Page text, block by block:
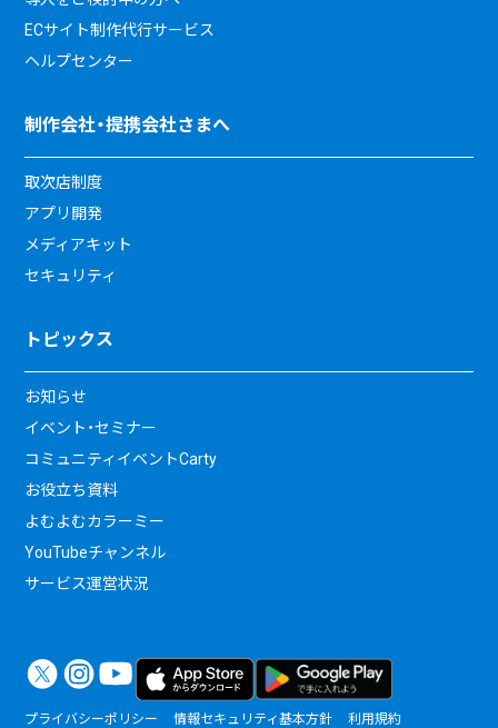
ECサイト制作代行サービス
ヘルプセンター
制作会社・提携会社さまへ
取次店制度
アプリ開発
メディアキット
セキュリティ
トピックス
お知らせ
イベント・セミナー
コミュニティイベントCarty
お役立ち資料
よむよむカラーミー
YouTubeチャンネル
サービス運営状況
プライバシーポリシー 情報セキュリティ基本方針
利用規約